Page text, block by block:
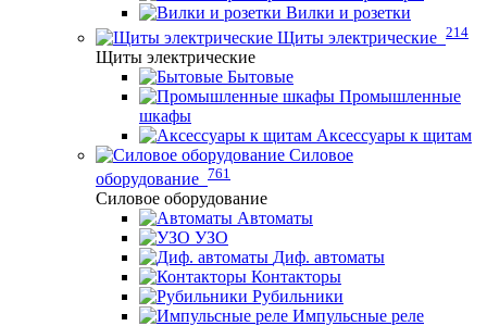
Вилки и розетки
Щиты электрические 214
Щиты электрические
Бытовые
Промышленные
шкафы
Аксессуары к щитам
Силовое
оборудование 761
Силовое оборудование
Автоматы
УЗО
Диф. автоматы
Контакторы
Рубильники
Импульсные реле